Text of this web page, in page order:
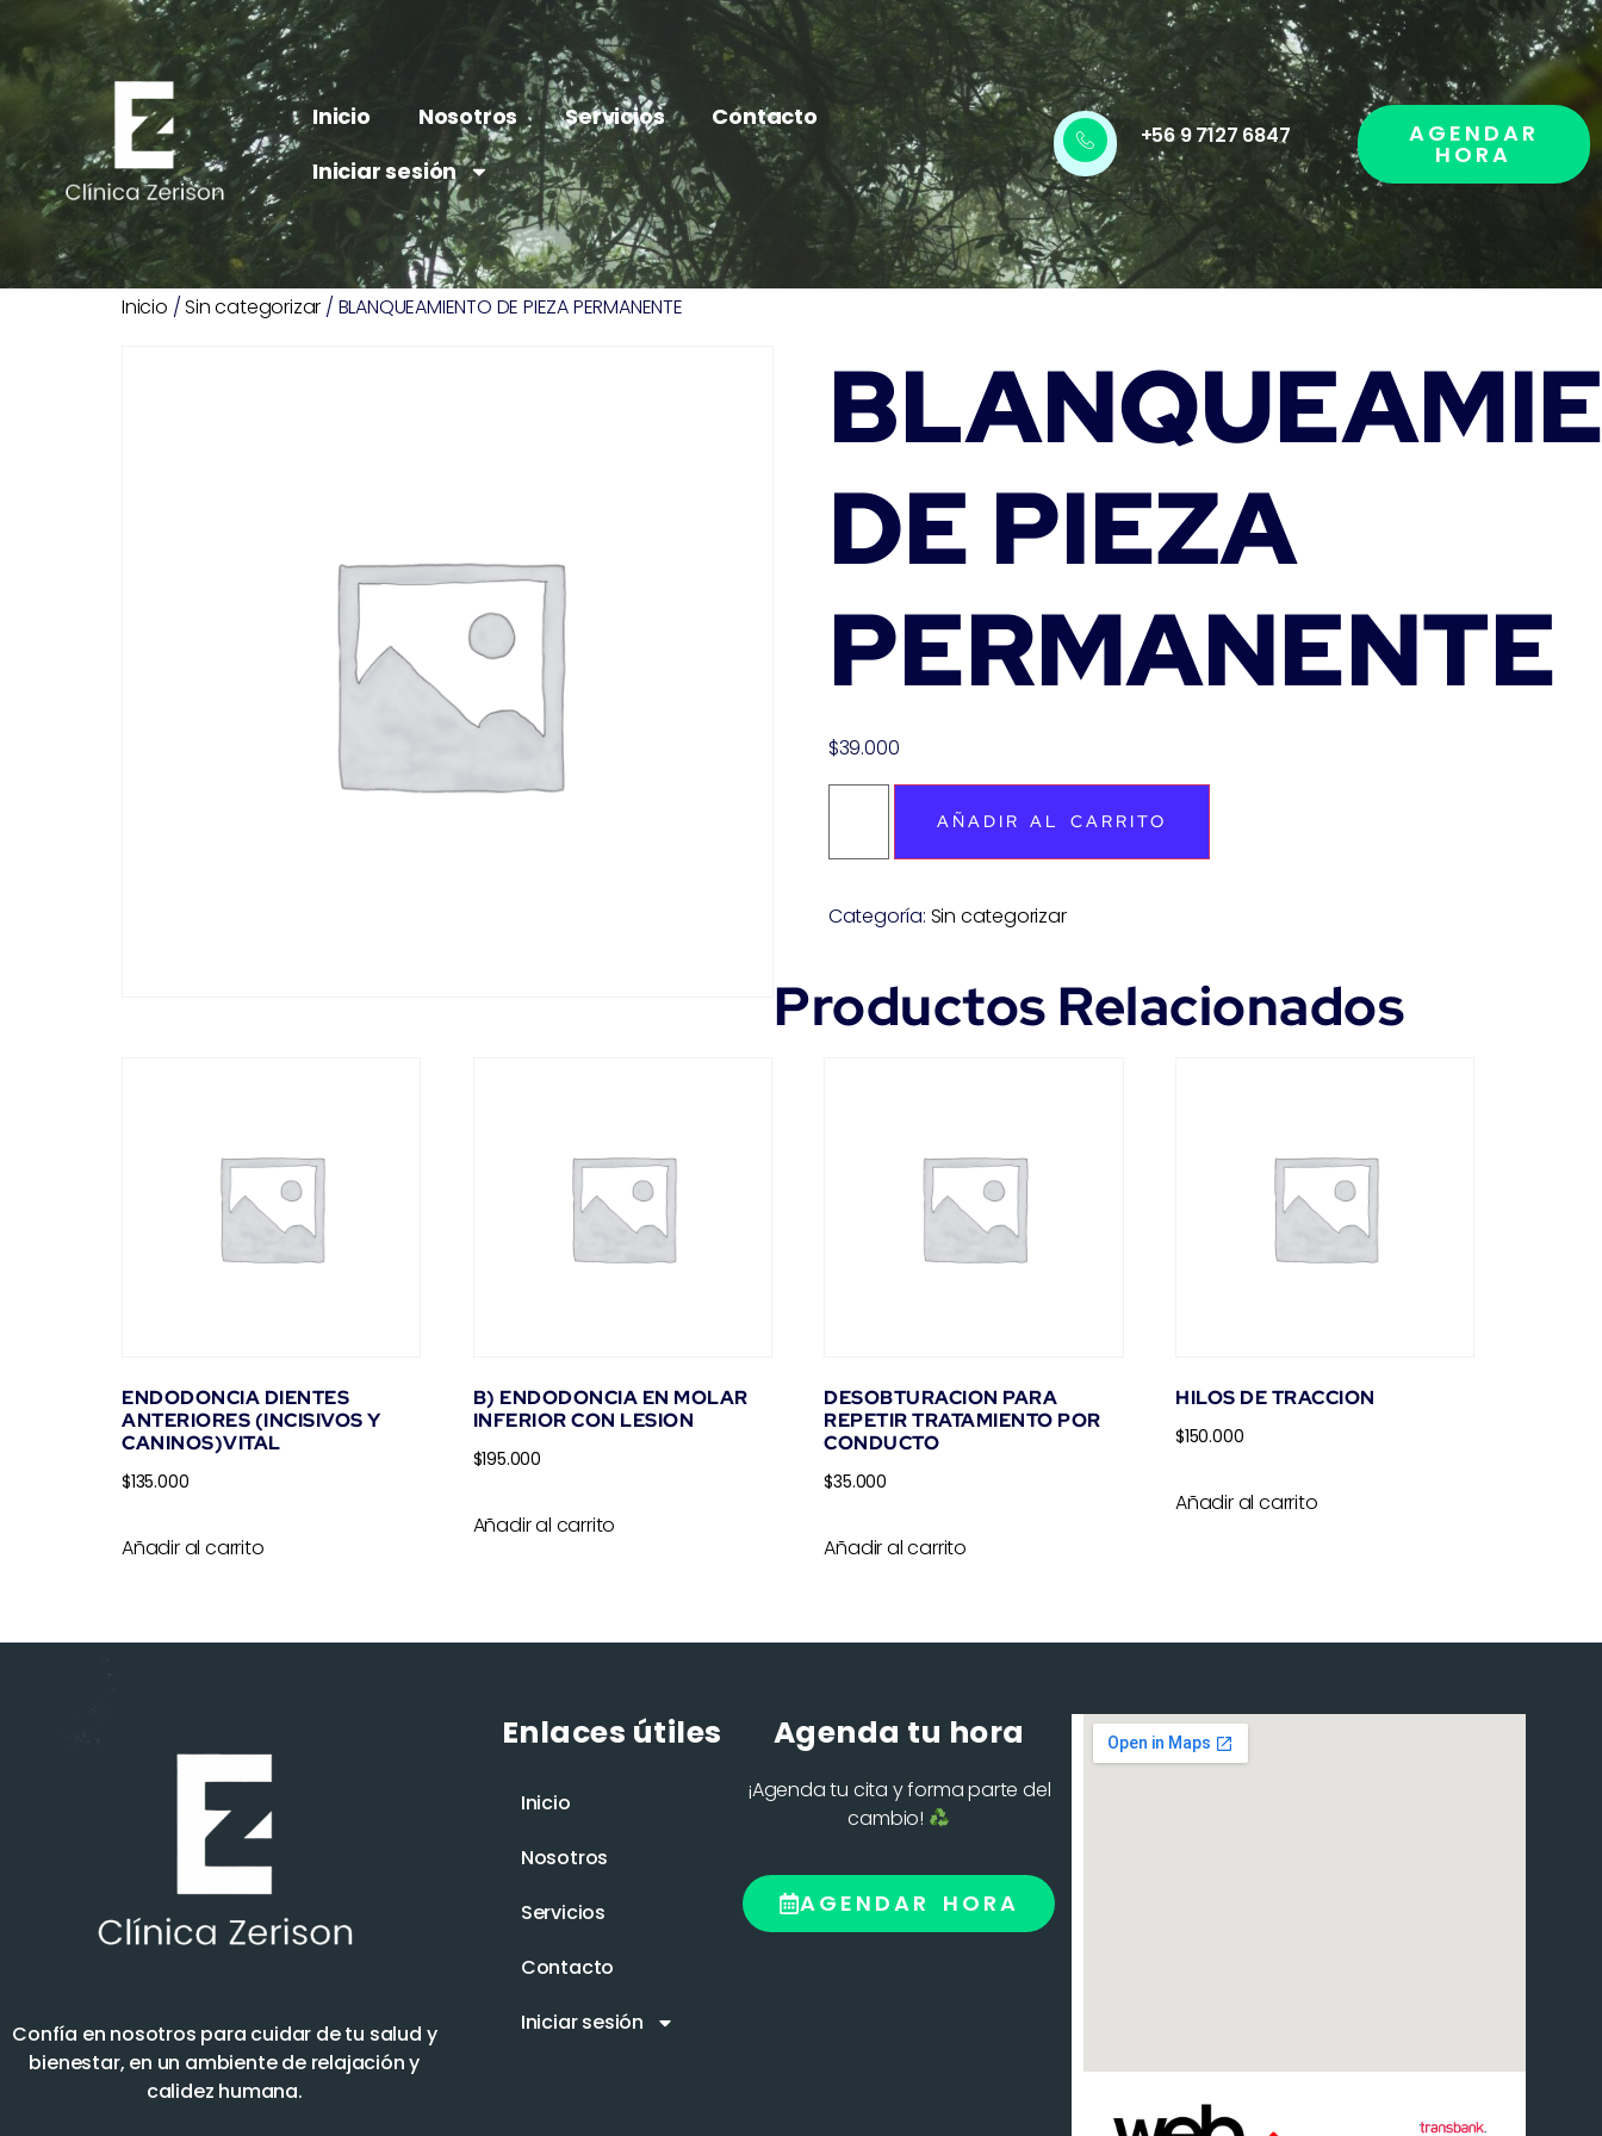
Inicio Nosotros Servicios
Contacto
Iniciar sesión
+56 9 7127 6847 AGENDAR
HORA
Inicio /Sin categorizar / BLANQUEAMIENTO DE PIEZA PERMANENTE
DE PIEZA
PERMANENTE
$39.000
AÑADIR AL CARRITO
Categoría: Sin categorizar
Productos Relacionados
ENDODONCIA DIENTES
ANTERIORES (INCISIVOS Y
CANINOS)VITAL
$135.000
Añadir al carrito
B) ENDODONCIA EN MOLAR
INFERIOR CON LESION
$195.000
Añadir al carrito
DESOBTURACION PARA
REPETIR TRATAMIENTO POR
CONDUCTO
$35.000
Añadir al carrito
HILOS DE TRACCION
$150.000
Añadir al carrito
Confía en nosotros para cuidar de tu salud y
bienestar, en un ambiente de relajación y
calidez humana.
Enlaces útiles
Inicio
Nosotros
Servicios
Contacto
Iniciar sesión
Agenda tu hora
¡Agenda tu cita y forma parte del
cambio!
AGENDAR HORA